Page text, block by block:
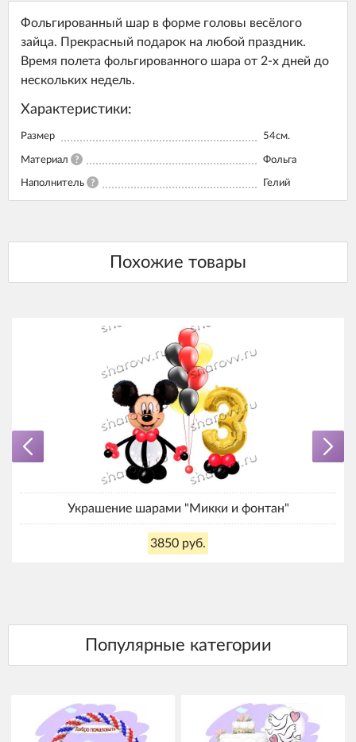
Фольгированный шар в форме головы весёлого
зайца. Прекрасный подарок на любой праздник.
Время полета фольгированного шара от 2-х дней до
нескольких недель.
Характеристики:
Размер 54см.
Материал ? Фольга
Наполнитель ? Гелий
Украшение шарами "Микки и фонтан"
3850 руб.